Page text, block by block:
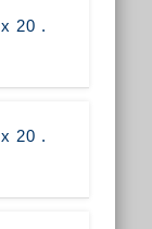
20 .
20 .